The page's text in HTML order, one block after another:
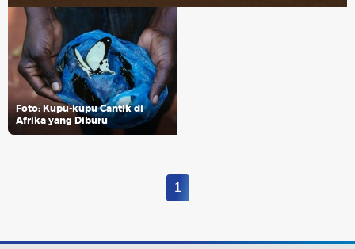
Foto: Kupu-kupu Cantik di
Afrika yang Diburu
1